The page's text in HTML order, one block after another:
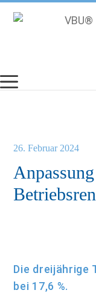
Inhalt
26. Februar 2024
Die dreijährige
bei 17,6 %.